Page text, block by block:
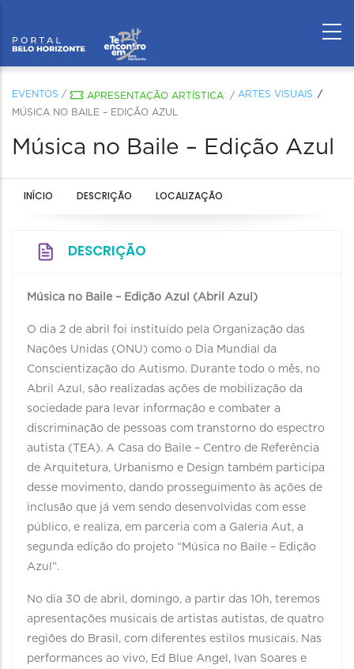
EVENTOS / APRESENTAÇÃO ARTÍSTICA / ARTES VISUAIS
MÚSICA NO BAILE – EDIÇÃO AZUL
Música no Baile – Edição Azul
INÍCIO DESCRIÇÃO LOCALIZAÇÃO
DESCRIÇÃO
Música no Baile – Edição Azul (Abril Azul)
O dia 2 de abril foi instituído pela Organização das
Nações Unidas (ONU) como o Dia Mundial da
Conscientização do Autismo. Durante todo o mês, no
Abril Azul, são realizadas ações de mobilização da
sociedade para levar informação e combater a
discriminação de pessoas com transtorno do espectro
autista (TEA). A Casa do Baile – Centro de Referência
de Arquitetura, Urbanismo e Design também participa
desse movimento, dando prosseguimento às ações de
inclusão que já vem sendo desenvolvidas com esse
público, e realiza, em parceria com a Galeria Aut, a
segunda edição do projeto “Música no Baile – Edição
Azul”.
No dia 30 de abril, domingo, a partir das 10h, teremos
apresentações musicais de artistas autistas, de quatro
regiões do Brasil, com diferentes estilos musicais. Nas
performances ao vivo, Ed Blue Angel, Ivan Soares e